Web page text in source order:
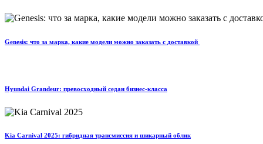
Genesis: что за марка, какие модели можно заказать с доставкой
Hyundai Grandeur: превосходный седан бизнес-класса
Kia Carnival 2025: гибридная трансмиссия и шикарный облик